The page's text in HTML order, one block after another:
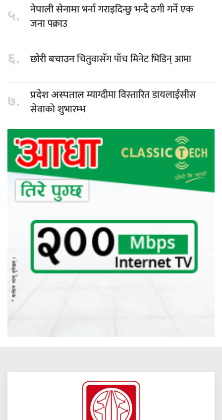
५. नेपाली सेनामाभर्ना गराइदिन्छु भन्दै ठगी गर्ने एक
जना पक्राउ
६. छोरी बचाउनचितुवासँग पाँच मिनेट भिडिन् आमा
७. प्रदेश अस्पतालम्याग्दीमा विस्तारित डायलाईसीस
सेवाको शुभारम्भ